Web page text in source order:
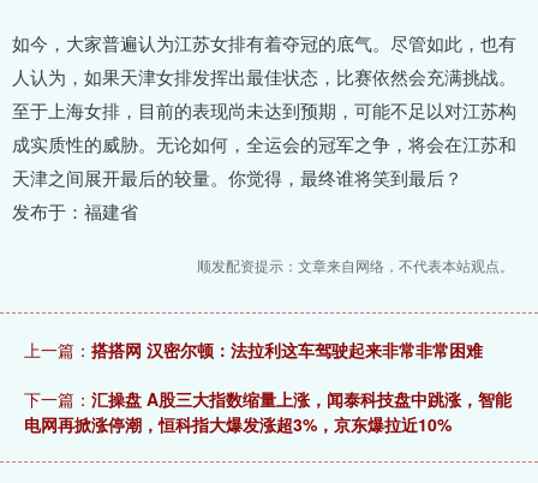
如今，大家普遍认为江苏女排有着夺冠的底气。尽管如此，也有
人认为，如果天津女排发挥出最佳状态，比赛依然会充满挑战。
至于上海女排，目前的表现尚未达到预期，可能不足以对江苏构
成实质性的威胁。无论如何，全运会的冠军之争，将会在江苏和
天津之间展开最后的较量。你觉得，最终谁将笑到最后？
发布于：福建省
顺发配资提示：文章来自网络，不代表本站观点。
上一篇： 搭搭网 汉密尔顿：法拉利这车驾驶起来非常非常困难
下一篇： 汇操盘 A股三大指数缩量上涨，闻泰科技盘中跳涨，智能
电网再掀涨停潮，恒科指大爆发涨超3%，京东爆拉近10%